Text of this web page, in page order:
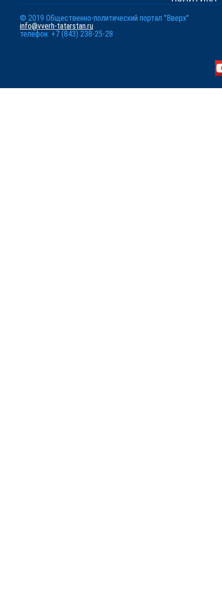
© 2019 Общественно-политический портал "Вверх"
info@vverh-tatarstan.ru
телефон: +7 (843) 238-25-28